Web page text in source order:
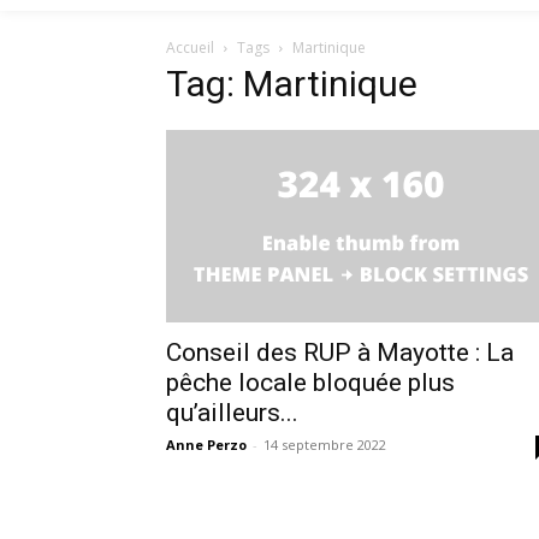
Accueil Tags Martinique
Tag: Martinique
Conseil des RUP à Mayotte : La
pêche locale bloquée plus
qu’ailleurs...
Anne Perzo - 14 septembre 2022